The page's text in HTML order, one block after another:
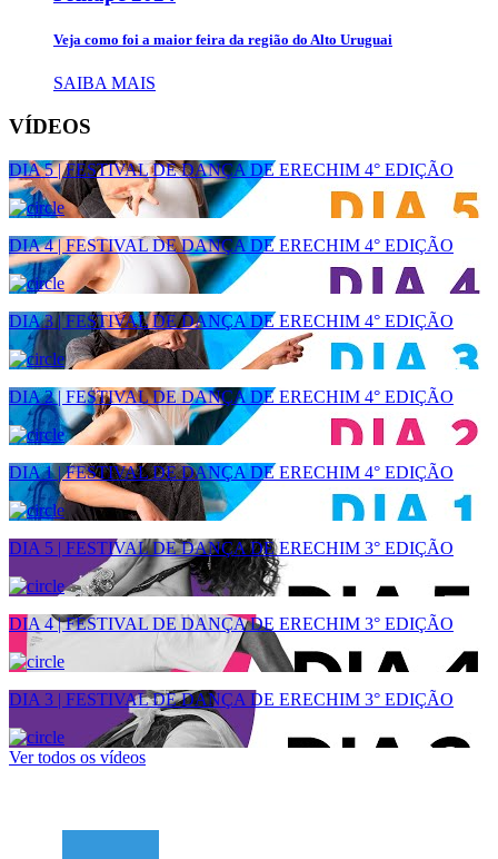
Veja como foi a maior feira da região do Alto Uruguai
SAIBA MAIS
VÍDEOS
DIA 5 | FESTIVAL DE DANÇA DE ERECHIM 4° EDIÇÃO
DIA 4 | FESTIVAL DE DANÇA DE ERECHIM 4° EDIÇÃO
DIA 3 | FESTIVAL DE DANÇA DE ERECHIM 4° EDIÇÃO
DIA 2 | FESTIVAL DE DANÇA DE ERECHIM 4° EDIÇÃO
DIA 1 | FESTIVAL DE DANÇA DE ERECHIM 4° EDIÇÃO
DIA 5 | FESTIVAL DE DANÇA DE ERECHIM 3° EDIÇÃO
DIA 4 | FESTIVAL DE DANÇA DE ERECHIM 3° EDIÇÃO
DIA 3 | FESTIVAL DE DANÇA DE ERECHIM 3° EDIÇÃO
Ver todos os vídeos